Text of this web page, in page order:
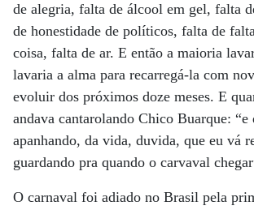
de alegria, falta de álcool em gel, falta
de honestidade de políticos, falta de
coisa, falta de ar. E então a maioria
lavaria a alma para recarregá-la com
evoluir dos próximos doze meses. E
andava cantarolando Chico Buarque: “e
apanhando, da vida, duvida, que eu vá
guardando pra quando o carvaval
O carnaval foi adiado no Brasil pela